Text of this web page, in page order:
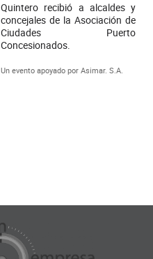
Quintero recibió a alcaldes y
concejales de la Asociación de
Ciudades Puerto
Concesionados.
Un evento apoyado por Asimar. S.A.